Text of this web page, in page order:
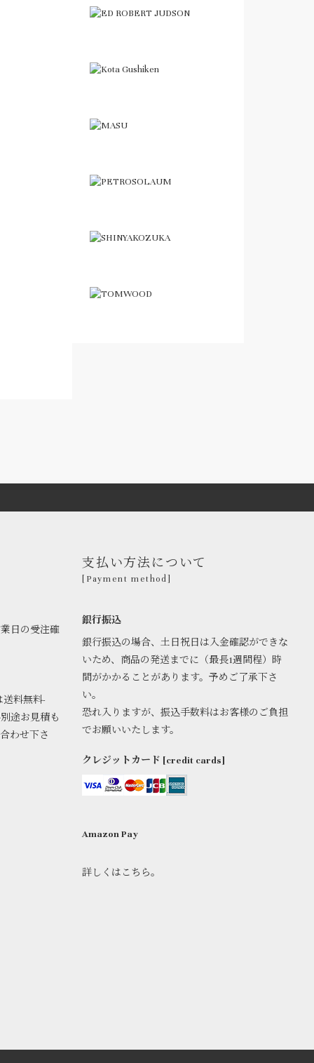
日の受注確
送料無料-
途お見積も
わせ下さ
支払い方法について
[Payment method]
銀行振込
銀行振込の場合、土日祝日は入金確認ができな
いため、商品の発送までに（最長1週間程）時
間がかかることがあります。予めご了承下さ
い。
恐れ入りますが、振込手数料はお客様のご負担
でお願いいたします。
クレジットカード [credit cards]
Amazon Pay
詳しくはこちら。